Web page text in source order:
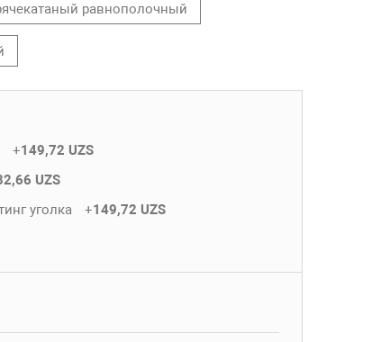
равнополочный
+149,72 UZS
UZS
уголка
+149,72 UZS